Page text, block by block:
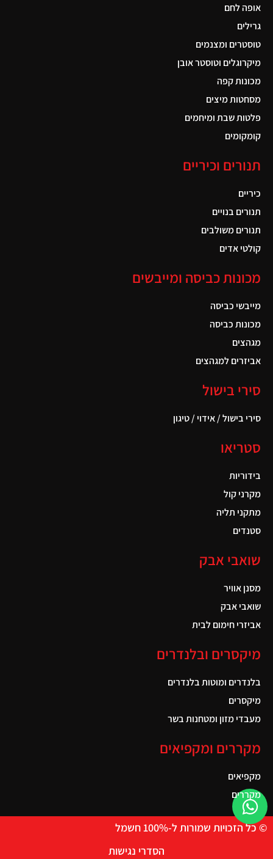
אופה לחם
גרילים
טוסטרים ומצנמים
מיקרוגלים וטוסטר אובן
מכונות קפה
מסחטות מיצים
פלטות שבת ומיחמים
קומקומים
תנורים וכיריים
כיריים
תנורים בנויים
תנורים משולבים
קולטי אדים
מכונות כביסה ומייבשים
מייבשי כביסה
מכונות כביסה
מגהצים
אביזרים למגהצים
סירי בישול
סירי בישול / אידוי / טיגון
סטריאו
בידוריות
מקרני קול
מתקני תליה
סטנדים
שואבי אבק
מסנן אוויר
שואבי אבק
אביזרי חימום לבית
מיקסרים ובלנדרים
בלנדרים ומוטות בלנדרים
מיקסרים
מעבדי מזון ומטחנות בשר
מקררים ומקפיאים
מקפיאים
מקררים
© כל הזכויות שמורות ל-100% חשמל
הסדרי נגישות